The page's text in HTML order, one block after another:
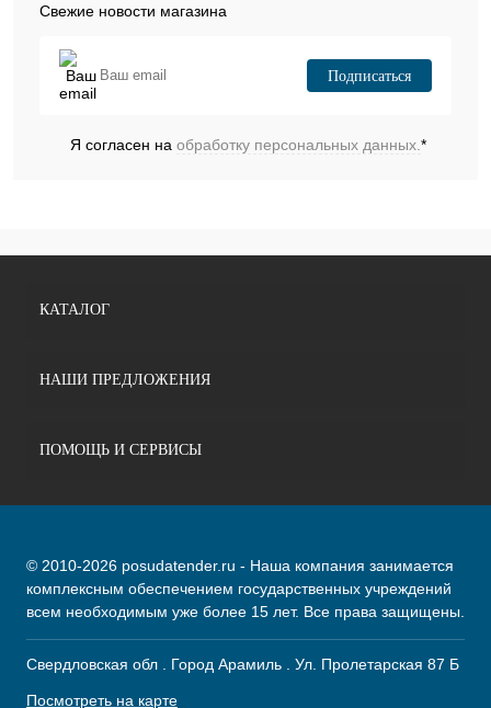
Свежие новости магазина
Подписаться
Я согласен на обработку персональных данных.*
КАТАЛОГ
НАШИ ПРЕДЛОЖЕНИЯ
ПОМОЩЬ И СЕРВИСЫ
© 2010-2026 posudatender.ru - Наша компания занимается
комплексным обеспечением государственных учреждений
всем необходимым уже более 15 лет. Все права защищены.
Свердловская обл . Город Арамиль . Ул. Пролетарская 87 Б
Посмотреть на карте